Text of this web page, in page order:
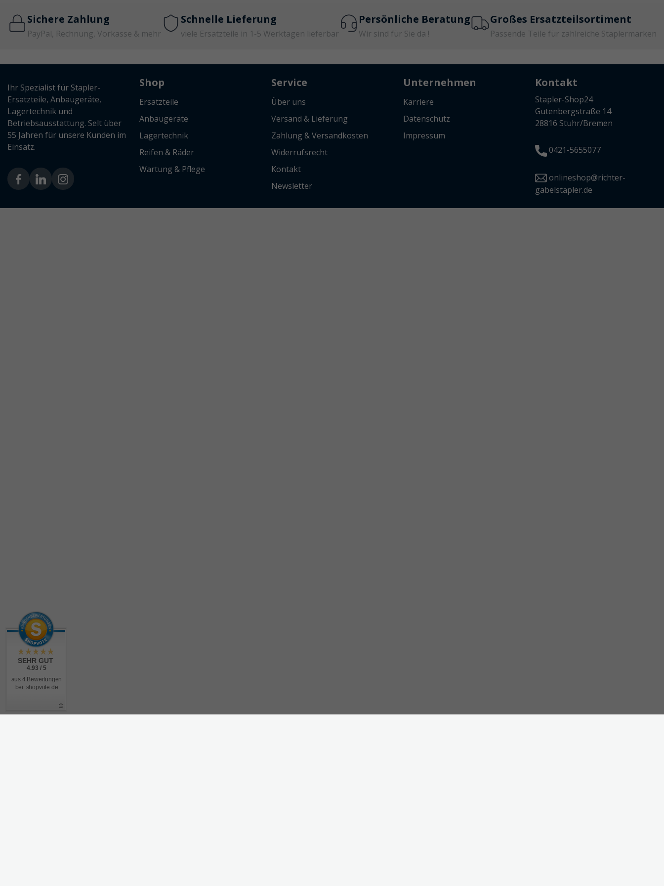
Sichere Zahlung
PayPal, Rechnung, Vorkasse & mehr
Schnelle Lieferung
viele Ersatzteile in 1-5 Werktagen lieferbar
Persönliche Beratung
Wir sind für Sie da !
Großes Ersatzteilsortiment
Passende Teile für zahlreiche Staplermarken
Ihr Spezialist für Stapler-
Ersatzteile, Anbaugeräte,
Lagertechnik und
Betriebsausstattung. Selt über
55 Jahren für unsere Kunden im
Einsatz.
Shop
Ersatzteile
Anbaugeräte
Lagertechnik
Reifen & Räder
Wartung & Pflege
Service
Über uns
Versand & Lieferung
Zahlung & Versandkosten
Widerrufsrecht
Kontakt
Newsletter
Unternehmen
Karriere
Datenschutz
Impressum
Kontakt
Stapler-Shop24
Gutenbergstraße 14
28816 Stuhr/Bremen
0421-5655077
onlineshop@richter-
gabelstapler.de
SEHR GUT
4.93 / 5
aus 4 Bewertungen
bei: shopvote.de